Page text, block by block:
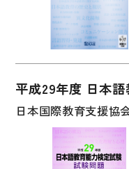
アカデミック・スキル
定期刊行物
平成29年度 日本
日本国際教育支援協